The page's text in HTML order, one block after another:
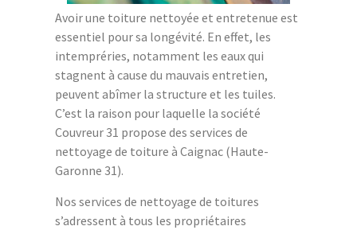
Avoir une toiture nettoyée et entretenue est
essentiel pour sa longévité. En effet, les
intempréries, notamment les eaux qui
stagnent à cause du mauvais entretien,
peuvent abîmer la structure et les tuiles.
C’est la raison pour laquelle la société
Couvreur 31 propose des services de
nettoyage de toiture à Caignac (Haute-
Garonne 31).
Nos services de nettoyage de toitures
s’adressent à tous les propriétaires